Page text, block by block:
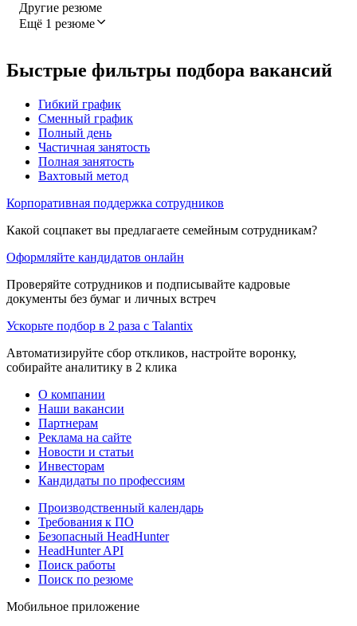
Другие резюме
Ещё 1 резюме
Быстрые фильтры подбора вакансий
Гибкий график
Сменный график
Полный день
Частичная занятость
Полная занятость
Вахтовый метод
Корпоративная поддержка сотрудников
Какой соцпакет вы предлагаете семейным сотрудникам?
Оформляйте кандидатов онлайн
Проверяйте сотрудников и подписывайте кадровые
документы без бумаг и личных встреч
Ускорьте подбор в 2 раза с Talantix
Автоматизируйте сбор откликов, настройте воронку,
собирайте аналитику в 2 клика
О компании
Наши вакансии
Партнерам
Реклама на сайте
Новости и статьи
Инвесторам
Кандидаты по профессиям
Производственный календарь
Требования к ПО
Безопасный HeadHunter
HeadHunter API
Поиск работы
Поиск по резюме
Мобильное приложение